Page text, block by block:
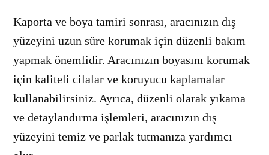
Kaporta ve boya tamiri sonrası, aracınızın dış
yüzeyini uzun süre korumak için düzenli bakım
yapmak önemlidir. Aracınızın boyasını korumak
için kaliteli cilalar ve koruyucu kaplamalar
kullanabilirsiniz. Ayrıca, düzenli olarak yıkama
ve detaylandırma işlemleri, aracınızın dış
yüzeyini temiz ve parlak tutmanıza yardımcı